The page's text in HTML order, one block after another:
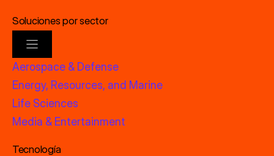
Soluciones por sector
Aerospace & Defense
Energy, Resources, and Marine
Life Sciences
Media & Entertainment
Tecnología